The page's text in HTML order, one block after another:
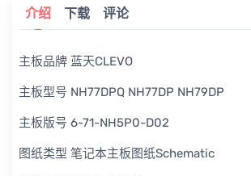
介绍 下载 评论
主板品牌 蓝天CLEVO
主板型号 NH77DPQ NH77DP NH79DP
主板版号 6-71-NH5P0-D02
图纸类型 笔记本主板图纸Schematic